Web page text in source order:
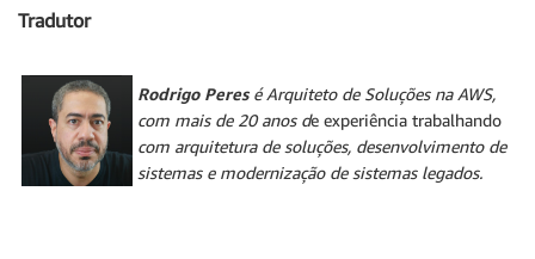
Tradutor
Rodrigo Peresé Arquiteto de Soluções na AWS,
com mais de 20 anos de experiência trabalhando
com arquitetura de soluções, desenvolvimento de
sistemas e modernização de sistemas legados.